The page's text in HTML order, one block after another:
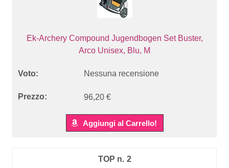
Ek-Archery Compound Jugendbogen Set Buster,
Arco Unisex, Blu, M
Nessuna recensione
96,20 €
Aggiungi al Carrello!
2